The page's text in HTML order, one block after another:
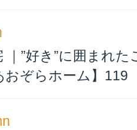
｜”好き”に囲まれた
おぞらホーム】119